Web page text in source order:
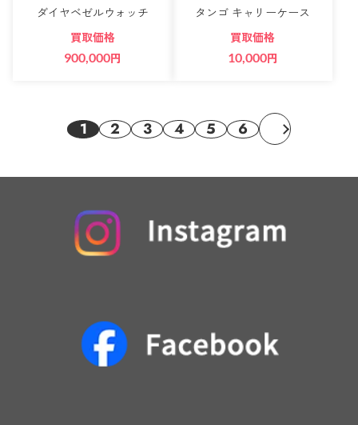
ダイヤベゼルウォッチ
買取価格
900,000円
タンゴ キャリーケース
買取価格
10,000円
1 2 3 4 5 6